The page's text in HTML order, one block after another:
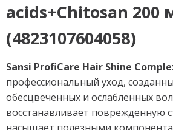
acids+Chitosan 200
(4823107604058)
Sansi ProfiCare Hair Shine
профессиональный уход,
обесцвеченных и ослабленных
восстанавливает поврежденную
насыщает полезными